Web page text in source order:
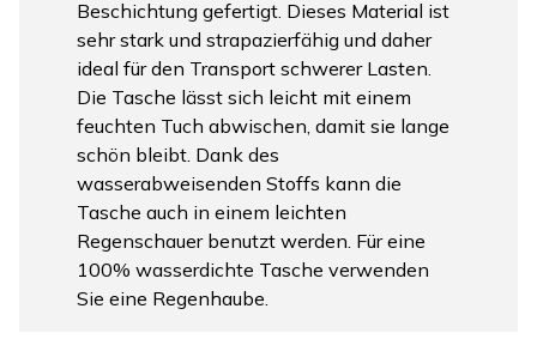
Beschichtung gefertigt. Dieses Material ist
sehr stark und strapazierfähig und daher
ideal für den Transport schwerer Lasten.
Die Tasche lässt sich leicht mit einem
feuchten Tuch abwischen, damit sie lange
schön bleibt. Dank des
wasserabweisenden Stoffs kann die
Tasche auch in einem leichten
Regenschauer benutzt werden. Für eine
100% wasserdichte Tasche verwenden
Sie eine Regenhaube.